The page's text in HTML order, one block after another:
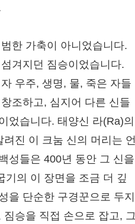
한 가축이 아니었습니다.
겨지던 짐승이었습니다.
우주, 생명, 물, 죽은 자들
조하고, 심지어 다른 신들
었습니다. 태양신 라(Ra)의
진 이 크눔 신의 머리는 언
성들은 400년 동안 그 신을
기의 이 장면을 조금 더 깊
을 단순한 구경꾼으로 두지
승을 직접 손으로 잡고, 그